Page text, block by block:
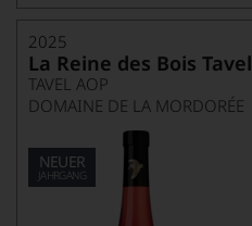
2025
La Reine des Bois Tavel
TAVEL AOP
DOMAINE DE LA MORDORÉE
NEUER
JAHRGANG